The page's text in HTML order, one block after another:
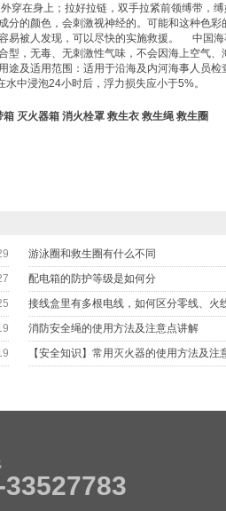
穿在身上；拉好拉链，双手拉紧前领缚带，
分的颜色，会刺激视神经的。可能和这种色
易被人发现，可以尽快的实施救援。 中国海
，无毒、无刺激性气味，不会因海上空气
途及适用范围：适用于沿海及内河海事人员
中浸泡24小时后，浮力损失应小于5%。
箱 灭火器箱 消火栓罩 救生衣 救生绳 救生圈
游泳圈和救生圈有什么不同
配电箱的防护等级是如何分
接线盒里有多根电线，如何区分零线、火
消防安全绳的使用方法及注意点讲解
【安全知识】常用灭火器的使用方法及注
33527783